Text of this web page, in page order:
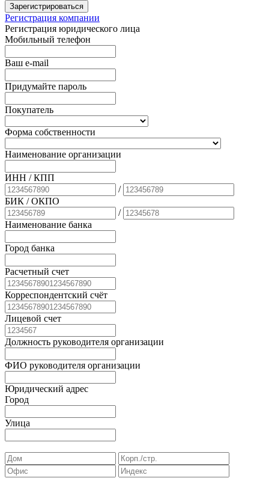
Зарегистрироваться
Регистрация компании
Регистрация юридического лица
Мобильный телефон
Ваш e-mail
Придумайте пароль
Покупатель
Форма собственности
Наименование организации
ИНН / КПП
/
БИК / ОКПО
/
Наименование банка
Город банка
Расчетный счет
Корреспондентский счёт
Лицевой счет
Должность руководителя организации
ФИО руководителя организации
Юридический адрес
Город
Улица